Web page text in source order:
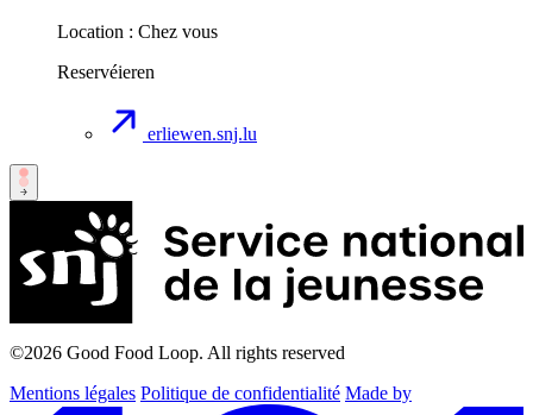
Location : Chez vous
Reservéieren
erliewen.snj.lu
©2026 Good Food Loop. All rights reserved
Mentions légales Politique de confidentialité Made by